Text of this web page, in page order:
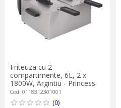
Friteuza cu 2
compartimente, 6L, 2 x
1800W, Argintiu - Princess
Cod: 0118312301001
(0)